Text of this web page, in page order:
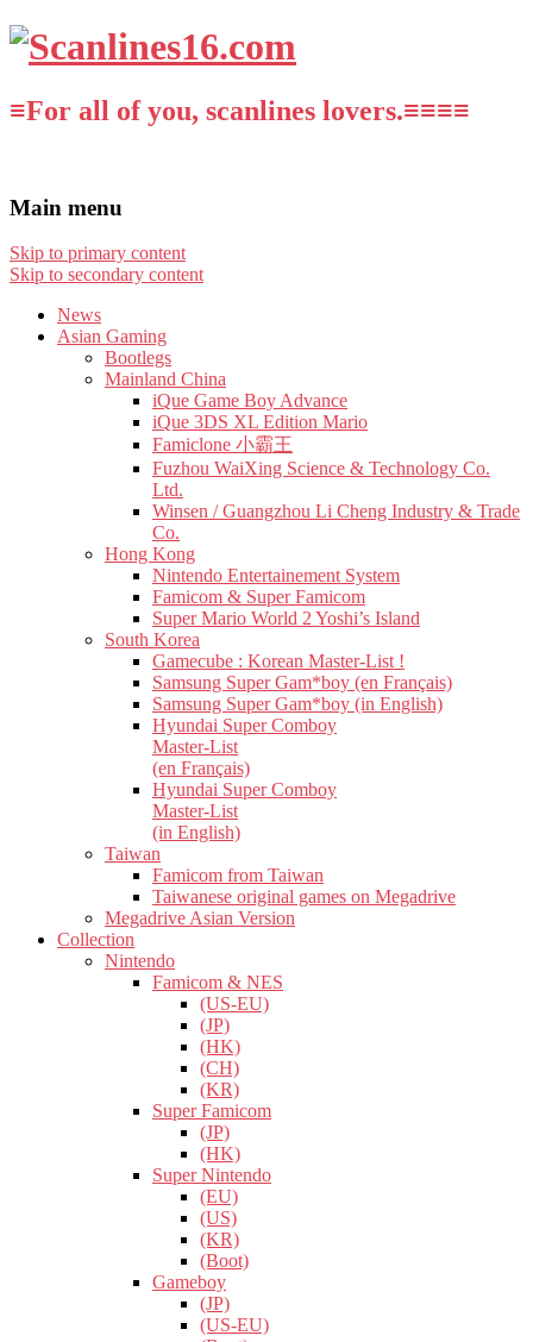
≡For all of you, scanlines lovers.≡≡≡≡
Main menu
Skip to primary content
Skip to secondary content
News
Asian Gaming
Bootlegs
Mainland China
iQue Game Boy Advance
iQue 3DS XL Edition Mario
Famiclone 小霸王
Fuzhou WaiXing Science & Technology Co.
Ltd.
Winsen / Guangzhou Li Cheng Industry & Trade
Co.
Hong Kong
Nintendo Entertainement System
Famicom & Super Famicom
Super Mario World 2 Yoshi’s Island
South Korea
Gamecube : Korean Master-List !
Samsung Super Gam*boy (en Français)
Samsung Super Gam*boy (in English)
Hyundai Super Comboy
Master-List
(en Français)
Hyundai Super Comboy
Master-List
(in English)
Taiwan
Famicom from Taiwan
Taiwanese original games on Megadrive
Megadrive Asian Version
Collection
Nintendo
Famicom & NES
(US-EU)
(JP)
(HK)
(CH)
(KR)
Super Famicom
(JP)
(HK)
Super Nintendo
(EU)
(US)
(KR)
(Boot)
Gameboy
(JP)
(US-EU)